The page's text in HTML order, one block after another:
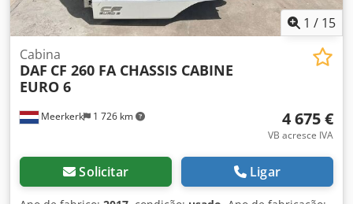
1 / 15
Meerkerk 1 726 km
Cabina
DAF CF 260 FA CHASSIS CABINE
EURO 6
4 675 €
VB acresce IVA
Solicitar Ligar